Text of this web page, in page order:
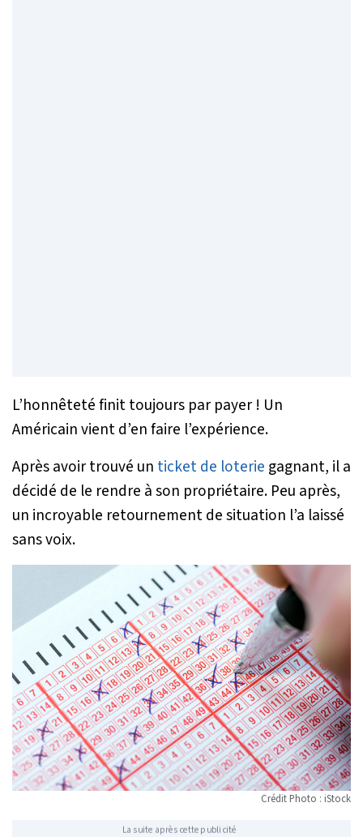
L’honnêteté finit toujours par payer ! Un
Américain vient d’en faire l’expérience.
Après avoir trouvé un ticket de loterie gagnant, il a
décidé de le rendre à son propriétaire. Peu après,
un incroyable retournement de situation l’a laissé
sans voix.
Crédit Photo : iStock
La suite après cette publicité